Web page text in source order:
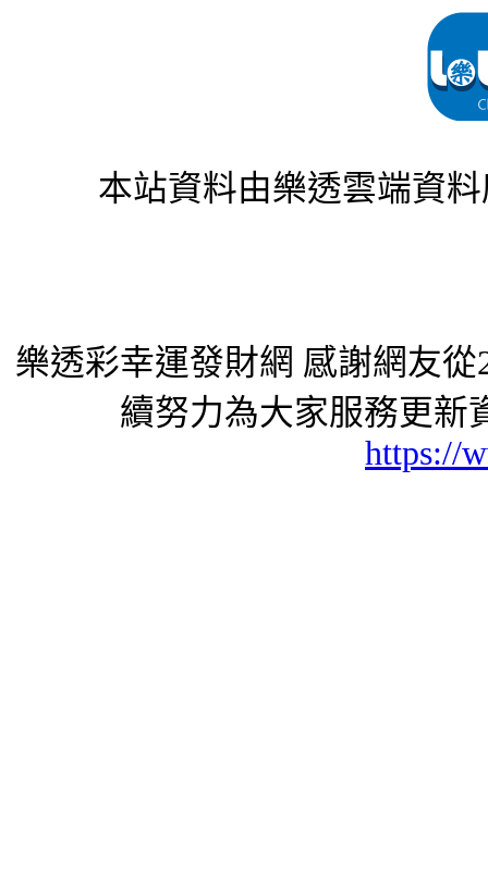
本站資料由樂透雲端資
樂透彩幸運發財網 感謝網友
續努力為大家服務更新
https://